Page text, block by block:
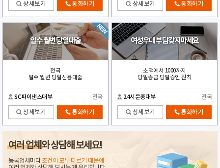
상세보기 통화하기 상세보기 통화하기
일수 월변 당일대출
전국
일수 월변 당일신용대출
SC파이낸스대부 전국
상세보기 통화하기
여성우대 부담갖지마세요
소액에서 1000까지
당일송금 당일승인 원칙
24시문종대부 전국
상세보기 통화하기
여러 업체와 상담해 보세요!
등록업체마다조건이 모두 다르기 때문에